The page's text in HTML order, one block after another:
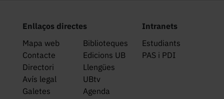
Enllaços directes
Mapa web
Biblioteques
Contacte
Edicions UB
Directori
Llengües
Avís legal
UBtv
Galetes
Agenda
Intranets
Estudiants
PAS i PDI